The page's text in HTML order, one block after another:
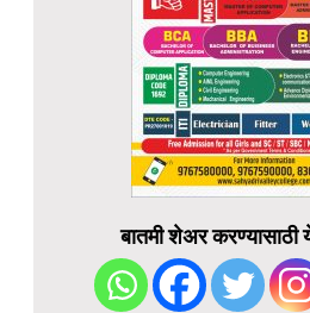
बातमी शेअर